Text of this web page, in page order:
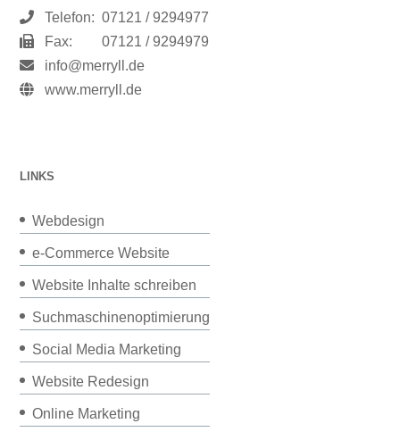
Telefon: 07121 / 9294977
Fax:
07121 / 9294979
info@merryll.de
www.merryll.de
LINKS
Webdesign
e-Commerce Website
Website Inhalte schreiben
Suchmaschinenoptimierung
Social Media Marketing
Website Redesign
Online Marketing